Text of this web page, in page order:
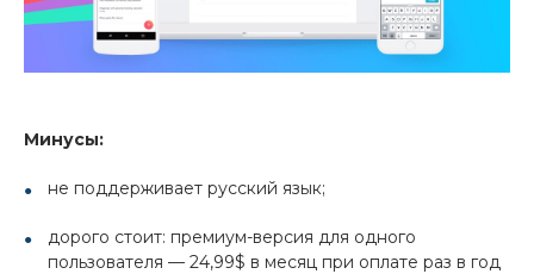
Минусы:
не поддерживает русский язык;
дорого стоит: премиум-версия для одного
пользователя — 24,99$ в месяц при оплате раз в год